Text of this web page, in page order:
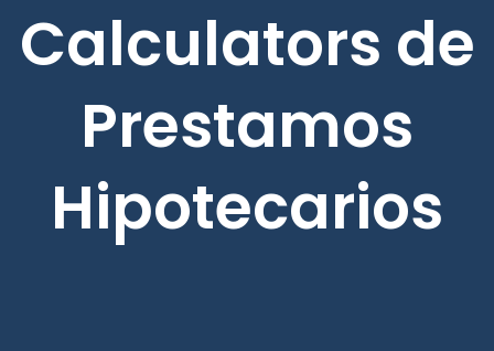
Calculators de
Prestamos
Hipotecarios